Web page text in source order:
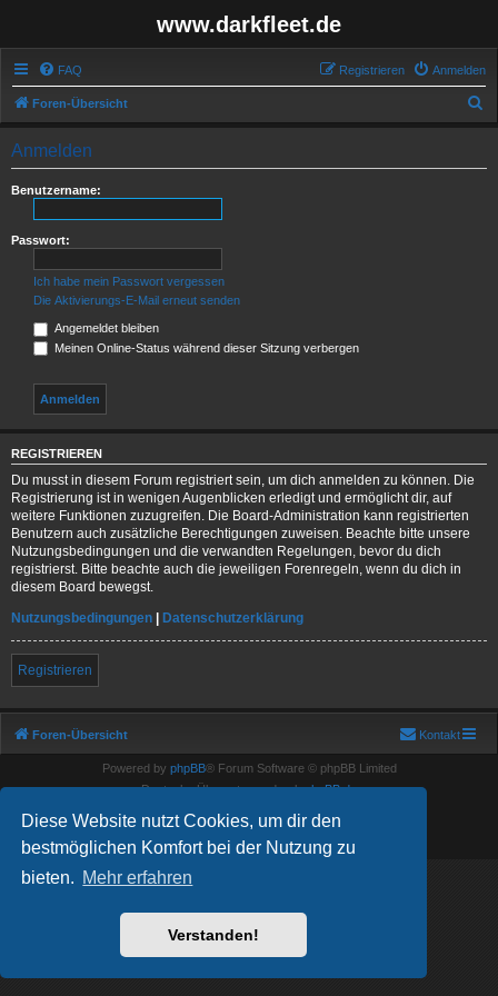
Diese Website nutzt Cookies, um dir den
bestmöglichen Komfort bei der Nutzung zu
bieten. Mehr erfahren
Verstanden!
www.darkfleet.de
FAQ Anmelden
Registrieren
Foren-Übersicht
u
Anmelden
Benutzername:
Passwort:
Ich habe mein Passwort vergessen
Die Aktivierungs-E-Mail erneut senden
Angemeldet bleiben
Meinen Online-Status während dieser Sitzung verbergen
REGISTRIEREN
Du musst in diesem Forum registriert sein, um dich anmelden zu können. Die
Registrierung ist in wenigen Augenblicken erledigt und ermöglicht dir, auf
weitere Funktionen zuzugreifen. Die Board-Administration kann registrierten
Benutzern auch zusätzliche Berechtigungen zuweisen. Beachte bitte unsere
Nutzungsbedingungen und die verwandten Regelungen, bevor du dich
registrierst. Bitte beachte auch die jeweiligen Forenregeln, wenn du dich in
diesem Board bewegst.
Nutzungsbedingungen | Datenschutzerklärung
Registrieren
Foren-Übersicht Kontakt
Powered by phpBB® Forum Software © phpBB Limited
Deutsche Übersetzung durchphpBB.de
Show Registration Code
Datenschutz Nutzungsbedingungen